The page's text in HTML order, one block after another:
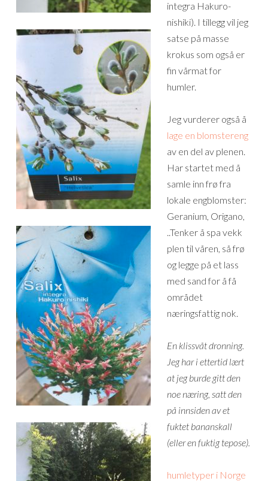
integra Hakuro-
nishiki). I tillegg vil jeg
satse på masse
krokus som også er
fin vårmat for
humler.
Jeg vurderer også å
lage en blomstereng
av en del av plenen.
Har startet med å
samle inn frø fra
lokale engblomster:
Geranium, Origano,
..Tenker å spa vekk
plen til våren, så frø
og legge på et lass
med sand for å få
området
næringsfattig nok.
En klissvåt dronning.
Jeg har i ettertid lært
at jeg burde gitt den
noe næring, satt den
på innsiden av et
fuktet bananskall
(eller en fuktig tepose).
humletyper i Norge